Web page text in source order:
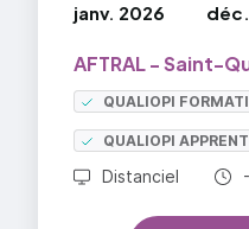
janv. 2026
AFTRAL - Saint-
QUALIOPI
QUALIOPI
Distanciel